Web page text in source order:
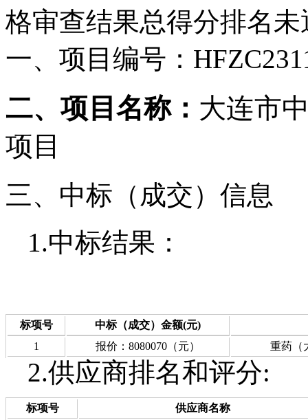
格审查结果总得分排名
一、项目编号：
二、项目名称： 大连市
项目
三、中标（成交
1.中标结果：
标项号
中标（成交）金额(元)
1
报价：8080070（元） 重药（
2.供应商排名和评分:
标项号 供应商名称